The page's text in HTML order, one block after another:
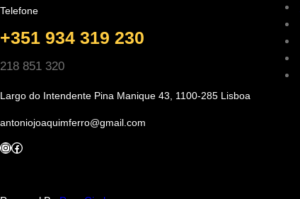
Telefone
+351 934 319 230
218 851 320
Largo do Intendente Pina Manique 43, 1100-285 Lisboa
antoniojoaquimferro@gmail.com
InstagramFacebook